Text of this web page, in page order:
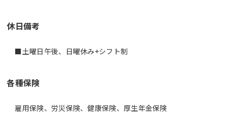
休日備考
■土曜日午後、日曜休み+シフト制
各種保険
雇用保険、労災保険、健康保険、厚生年金保険